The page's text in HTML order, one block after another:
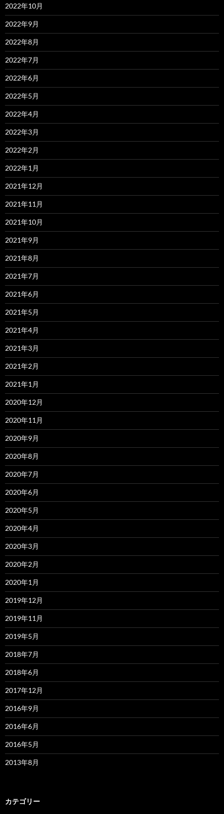
2022年10月
2022年9月
2022年8月
2022年7月
2022年6月
2022年5月
2022年4月
2022年3月
2022年2月
2022年1月
2021年12月
2021年11月
2021年10月
2021年9月
2021年8月
2021年7月
2021年6月
2021年5月
2021年4月
2021年3月
2021年2月
2021年1月
2020年12月
2020年11月
2020年9月
2020年8月
2020年7月
2020年6月
2020年5月
2020年4月
2020年3月
2020年2月
2020年1月
2019年12月
2019年11月
2019年5月
2018年7月
2018年6月
2017年12月
2016年9月
2016年6月
2016年5月
2013年8月
カテゴリー